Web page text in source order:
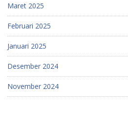
Maret 2025
Februari 2025
Januari 2025
Desember 2024
November 2024